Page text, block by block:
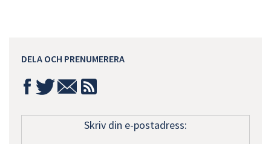
DELA OCH PRENUMERERA
Skriv din e-postadress: